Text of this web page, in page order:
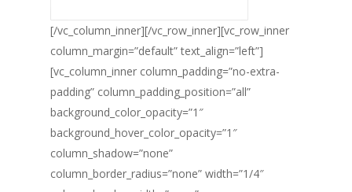
[/vc_column_inner][/vc_row_inner][vc_row_inner
column_margin=”default” text_align=”left”]
[vc_column_inner column_padding=”no-extra-
padding” column_padding_position=”all”
background_color_opacity=”1″
background_hover_color_opacity=”1″
column_shadow=”none”
column_border_radius=”none” width=”1/4″